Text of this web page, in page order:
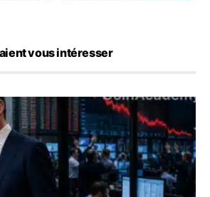
vous intéresser
sa communication minimaliste